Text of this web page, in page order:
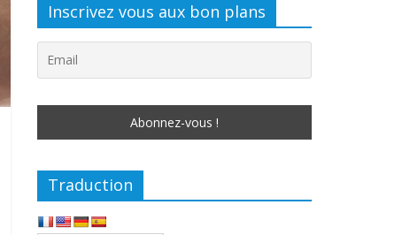
Inscrivez vous aux bon plans
Traduction